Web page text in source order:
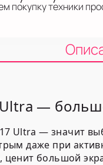
покупку техники
—
Ultra — значит
даже при
большой